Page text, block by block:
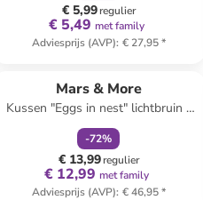
€ 5,99regulier
€ 5,49 met family
Adviesprijs (AVP): € 27,95*
Mars & More
Kussen "Eggs in nest" lichtbruin -
(L)50 x (B)50 cm
-72%
€ 13,99regulier
€ 12,99 met family
Adviesprijs (AVP): € 46,95*